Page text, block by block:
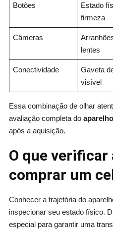
Botões
Estado
firmeza
Câmeras
lentes
Conectividade
Gaveta
visível
Essa combinação de olhar
avaliação completa do aparelho
após a aquisição.
O que verificar
comprar um
Conhecer a trajetória do
inspecionar seu estado físico.
especial para garantir uma